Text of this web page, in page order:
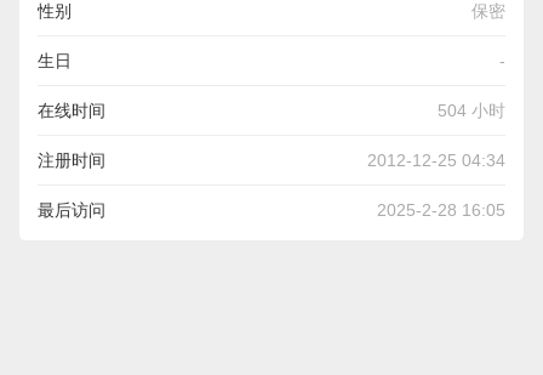
性别 保密
生日 -
在线时间 504 小时
注册时间 2012-12-25 04:34
最后访问 2025-2-28 16:05